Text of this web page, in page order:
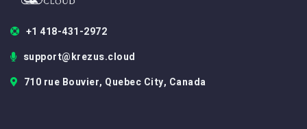
+1 418-431-2972
support@krezus.cloud
710 rue Bouvier, Quebec City, Canada